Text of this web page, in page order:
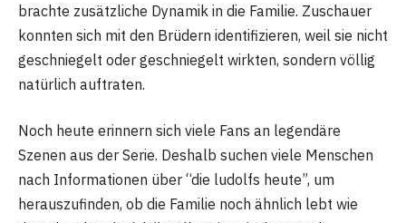
brachte zusätzliche Dynamik in die Familie. Zuschauer
konnten sich mit den Brüdern identifizieren, weil sie nicht
geschniegelt oder geschniegelt wirkten, sondern völlig
natürlich auftraten.
Noch heute erinnern sich viele Fans an legendäre
Szenen aus der Serie. Deshalb suchen viele Menschen
nach Informationen über “die ludolfs heute”, um
herauszufinden, ob die Familie noch ähnlich lebt wie